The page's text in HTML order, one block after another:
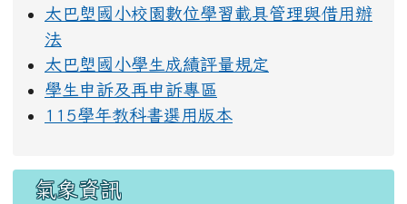
太巴塱國小校園數位學習載具管理與借用辦
法
太巴塱國小學生成績評量規定
學生申訴及再申訴專區
115學年教科書選用版本
氣象資訊